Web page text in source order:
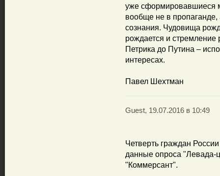
уже сформировавшиеся
вообще не в пропаганде,
сознания. Чудовища
рождается и стремление
Петрика до Путина –
интересах.
Павел Шехтман
Guest, 19.07.2016 в 10:49
Четверть граждан
данные опроса "Левада-
"Коммерсант".